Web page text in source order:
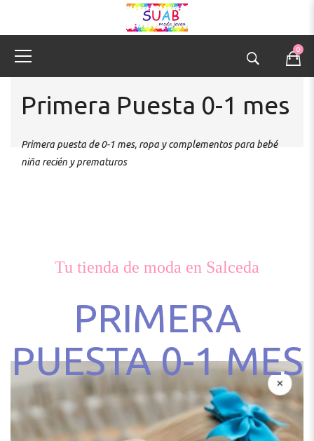
0
Primera Puesta 0-1 mes
Primera puesta de 0-1 mes, ropa y complementos para bebé
niña recién y prematuros
Tu tienda de moda en Salceda
PRIMERA
PUESTA 0-1 MES